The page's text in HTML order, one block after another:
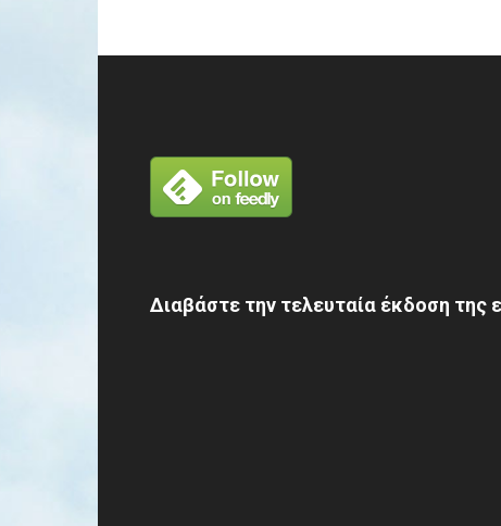
Διαβάστε την τελευταία έκδοση της